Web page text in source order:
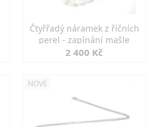
Čtyřřadý náramek z říčních
perel - zapínání mašle
2 400 Kč
NOVÉ